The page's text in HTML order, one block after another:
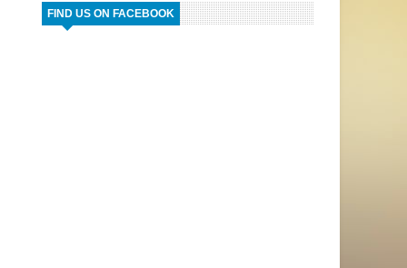
FIND US ON FACEBOOK